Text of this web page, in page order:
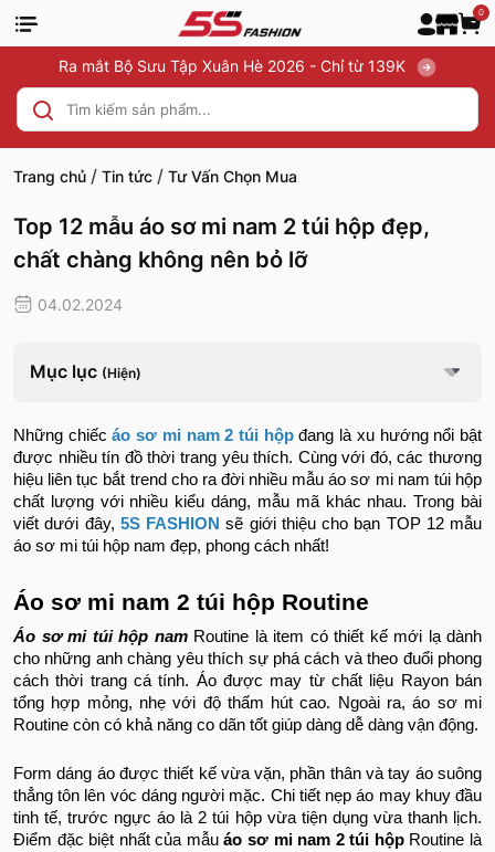
0
Ra mắt Bộ Sưu Tập Xuân Hè 2026 - Chỉ từ 139K
Trang chủ / Tin tức / Tư Vấn Chọn Mua
Top 12 mẫu áo sơ mi nam 2 túi hộp đẹp,
chất chàng không nên bỏ lỡ
04.02.2024
Mục lục (Hiện)
Những chiếcáo sơ mi nam 2 túi hộp đang là xu hướng nổi bật
được nhiều tín đồ thời trang yêu thích. Cùng với đó, các thương
hiệu liên tục bắt trend cho ra đời nhiều mẫu áo sơ mi nam túi hộp
chất lượng với nhiều kiểu dáng, mẫu mã khác nhau. Trong bài
viết dưới đây, 5S FASHION sẽ giới thiệu cho bạn TOP 12 mẫu
áo sơ mi túi hộp nam đẹp, phong cách nhất!
Áo sơ mi nam 2 túi hộp Routine
Áo sơ mi túi hộp nam Routine là item có thiết kế mới lạ dành
cho những anh chàng yêu thích sự phá cách và theo đuổi phong
cách thời trang cá tính. Áo được may từ chất liệu Rayon bán
tổng hợp mỏng, nhẹ với độ thấm hút cao. Ngoài ra, áo sơ mi
Routine còn có khả năng co dãn tốt giúp dàng dễ dàng vận động.
Form dáng áo được thiết kế vừa vặn, phần thân và tay áo suông
thẳng tôn lên vóc dáng người mặc. Chi tiết nẹp áo may khuy đầu
tinh tế, trước ngực áo là 2 túi hộp vừa tiện dụng vừa thanh lịch.
Điểm đặc biệt nhất của mẫuáo sơ mi nam 2 túi hộp Routine là